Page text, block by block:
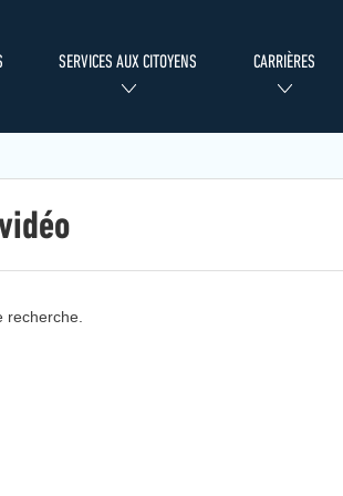
SERVICES AUX CITOYENS CARRIÈRES
recherche.